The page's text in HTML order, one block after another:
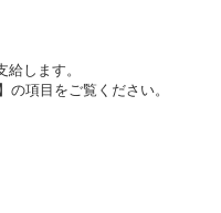
します。
項目をご覧ください。